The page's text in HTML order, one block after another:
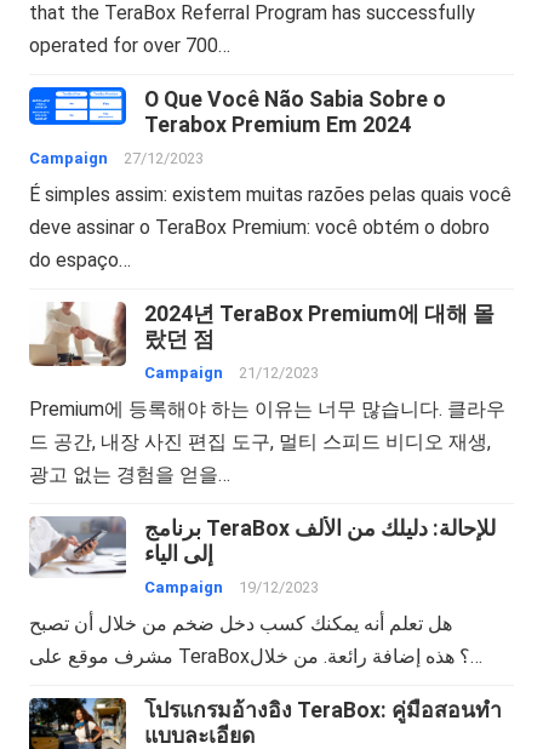
that the TeraBox Referral Program has successfully
operated for over 700…
O Que Você Não Sabia Sobre o
Terabox Premium Em 2024
Campaign 27/12/2023
É simples assim: existem muitas razões pelas quais você
deve assinar o TeraBox Premium: você obtém o dobro
do espaço…
2024년 TeraBox Premium에 대해 몰
랐던 점
Campaign 21/12/2023
Premium에 등록해야 하는 이유는 너무 많습니다. 클라우
드 공간, 내장 사진 편집 도구, 멀티 스피드 비디오 재생,
광고 없는 경험을 얻을…
برنامج TeraBox للإحالة: دليلك من الألف
إلى الياء
Campaign 19/12/2023
هل تعلم أنه يمكنك كسب دخل ضخم من خلال أن تصبح
مشرف موقع على TeraBox؟ هذه إضافة رائعة. من خلال…
โปรแกรมอ้างอิง TeraBox: คู่มือสอนทำ
แบบละเอียด